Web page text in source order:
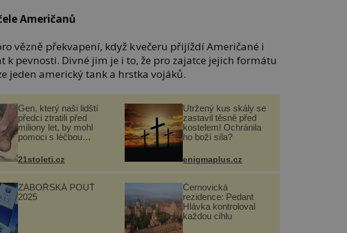
Američanů
vězně překvapení, když k večeru přijíždí Američané i
k pevnosti. Divné jim je i to, že pro zajatce jejich formátu
jeden americký tank a hrstka vojáků.
Gen, který naši lidští
předci ztratili před
miliony let, by mohl
pomoci s léčbou
21stoleti.cz
Utržený kus skály se
zastavil těsně před
kostelem! Ochránila
ho boží síla?
enigmaplus.cz
ZÁBOŘSKÁ POUŤ
2025
Černovická
rezidence: Pedant
Hlávka kontroloval
každou cihlu